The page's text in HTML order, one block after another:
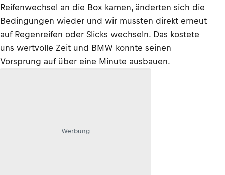
Reifenwechsel an die Box kamen, änderten sich die
Bedingungen wieder und wir mussten direkt erneut
auf Regenreifen oder Slicks wechseln. Das kostete
uns wertvolle Zeit und BMW konnte seinen
Vorsprung auf über eine Minute ausbauen.
Werbung